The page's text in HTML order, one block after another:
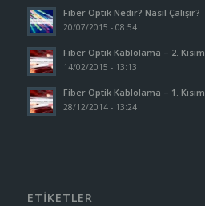
Fiber Optik Nedir? Nasıl Çalışır?
20/07/2015 - 08:54
Fiber Optik Kablolama – 2. Kısım
14/02/2015 - 13:13
Fiber Optik Kablolama – 1. Kısım
28/12/2014 - 13:24
ETİKETLER